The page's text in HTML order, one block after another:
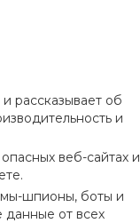
рассказывает об
и
веб-сайтах и
шпионы, боты и
от всех